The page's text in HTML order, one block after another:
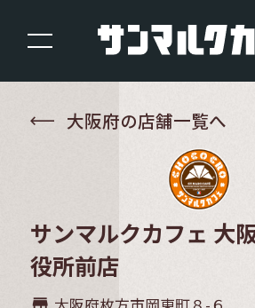
大阪府の店舗一覧へ
サンマルクカフェ 大
役所前店